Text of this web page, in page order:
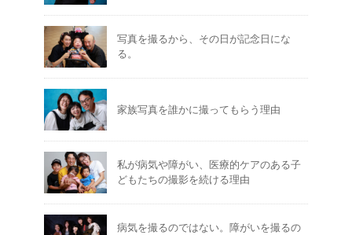
写真を撮るから、その日が記念日にな
る。
家族写真を誰かに撮ってもらう理由
私が病気や障がい、医療的ケアのある子
どもたちの撮影を続ける理由
病気を撮るのではない。障がいを撮るの